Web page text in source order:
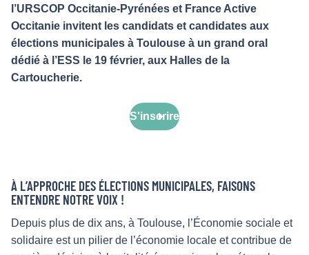
l’URSCOP Occitanie-Pyrénées et France Active
Occitanie invitent les candidats et candidates aux
élections municipales à Toulouse à un grand oral
dédié à l’ESS le 19 février, aux Halles de la
Cartoucherie.
S'inscrire
À L’APPROCHE DES ÉLECTIONS MUNICIPALES, FAISONS
ENTENDRE NOTRE VOIX !
Depuis plus de dix ans, à Toulouse, l’Économie sociale et
solidaire est un pilier de l’économie locale et contribue de